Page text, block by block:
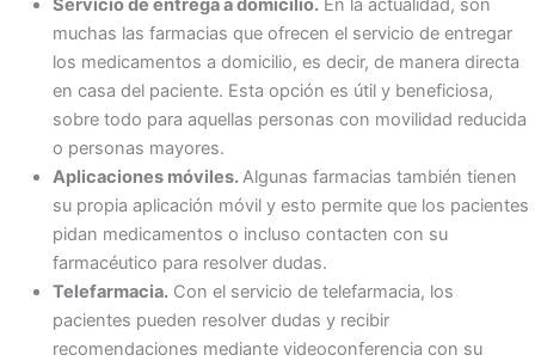
Servicio de entrega a domicilio.En la actualidad, son
muchas las farmacias que ofrecen el servicio de entregar
los medicamentos a domicilio, es decir, de manera directa
en casa del paciente. Esta opción es útil y beneficiosa,
sobre todo para aquellas personas con movilidad reducida
o personas mayores.
Aplicaciones móviles.Algunas farmacias también tienen
su propia aplicación móvil y esto permite que los pacientes
pidan medicamentos o incluso contacten con su
farmacéutico para resolver dudas.
Telefarmacia.Con el servicio de telefarmacia, los
pacientes pueden resolver dudas y recibir
recomendaciones mediante videoconferencia con su